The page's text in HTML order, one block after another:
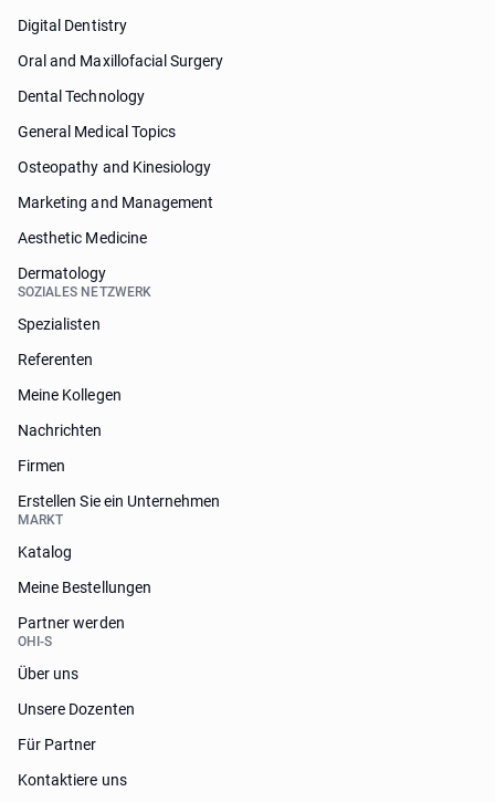
Digital Dentistry
Oral and Maxillofacial Surgery
Dental Technology
General Medical Topics
Osteopathy and Kinesiology
Marketing and Management
Aesthetic Medicine
Dermatology
SOZIALES NETZWERK
Spezialisten
Referenten
Meine Kollegen
Nachrichten
Firmen
Erstellen Sie ein Unternehmen
MARKT
Katalog
Meine Bestellungen
Partner werden
OHI-S
Über uns
Unsere Dozenten
Für Partner
Kontaktiere uns